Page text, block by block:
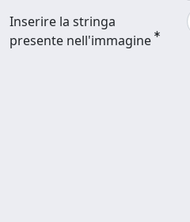
Inserire la stringa
presente nell'immagine